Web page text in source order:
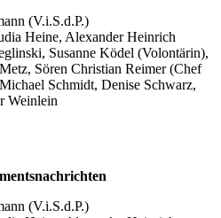
(V.i.S.d.P.)
Heine, Alexander Heinrich
Susanne Ködel (Volontärin),
Sören Christian Reimer (Chef
Schmidt, Denise Schwarz,
Weinlein
(V.i.S.d.P.)